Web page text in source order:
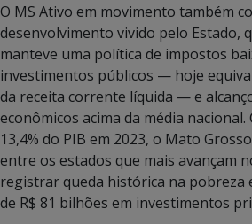
O MS Ativo em movimento também
desenvolvimento vivido pelo Estado,
manteve uma política de impostos
investimentos públicos — hoje
da receita corrente líquida — e
econômicos acima da média
13,4% do PIB em 2023, o Mato
entre os estados que mais avançam
registrar queda histórica na pobreza
de R$ 81 bilhões em investimentos